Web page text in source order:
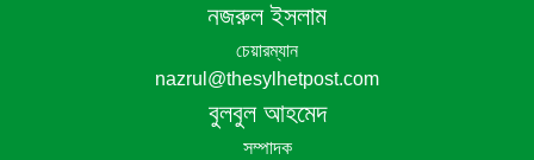
পঞ্চগড়ে এক শিক্ষককে গাছে বেঁধে মধ্যযুগীয়
কায়দায় নির্যাতন, থানায় এজাহার দায়ের
নজরুল ইসলাম
চেয়ারম্যান
nazrul@thesylhetpost.com
বুলবুল আহমেদ
সম্পাদক